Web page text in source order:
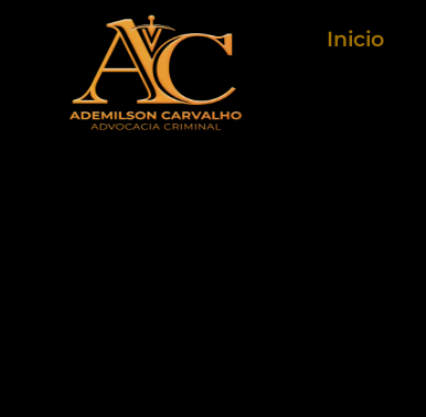
conteúdo
Inicio